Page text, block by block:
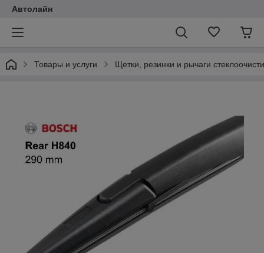
Автолайн
Товары и услуги Щетки, резинки и рычаги